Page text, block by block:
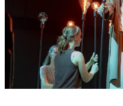
mládeže.
Mesto
tisíckami
mladých